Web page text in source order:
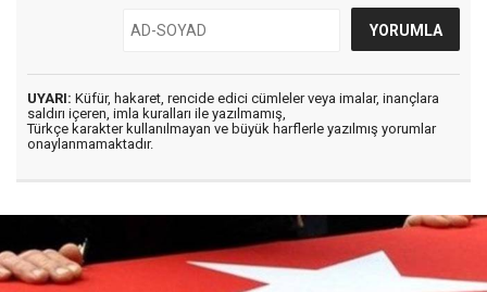
UYARI: Küfür, hakaret, rencide edici cümleler veya imalar, inançlara
saldırı içeren, imla kuralları ile yazılmamış,
Türkçe karakter kullanılmayan ve büyük harflerle yazılmış yorumlar
onaylanmamaktadır.